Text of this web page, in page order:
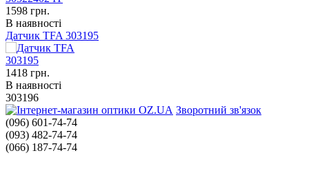
1598 грн.
В наявності
Датчик TFA 303195
1418 грн.
В наявності
303196
Зворотний зв'язок
(096) 601-74-74
(093) 482-74-74
(066) 187-74-74